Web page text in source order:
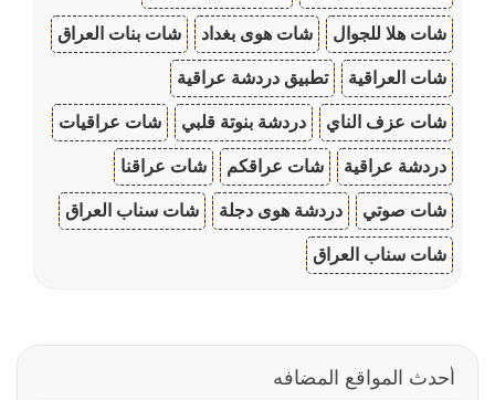
شات هلا للجوال شات هوى بغداد شات بنات العراق
شات العراقية تطبيق دردشة عراقية
شات عزف الناي دردشة بنوتة قلبي شات عراقيات
دردشة عراقية شات عراقكم شات عراقنا
شات صوتي دردشة هوى دجلة شات سناب العراق
شات سناب العراق
أحدث المواقع المضافه